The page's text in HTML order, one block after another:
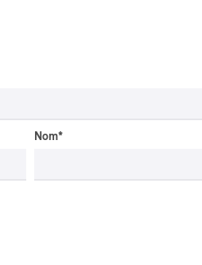
CLASSIQUE2026
Nom*